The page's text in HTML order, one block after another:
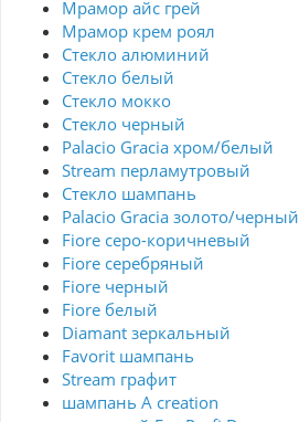
Мрамор айс грей
Мрамор крем роял
Стекло алюминий
Стекло белый
Стекло мокко
Стекло черный
Palacio Gracia хром/белый
Stream перламутровый
Стекло шампань
Palacio Gracia золото/черный
Fiore серо-коричневый
Fiore серебряный
Fiore черный
Fiore белый
Diamant зеркальный
Favorit шампань
Stream графит
шампань A creation